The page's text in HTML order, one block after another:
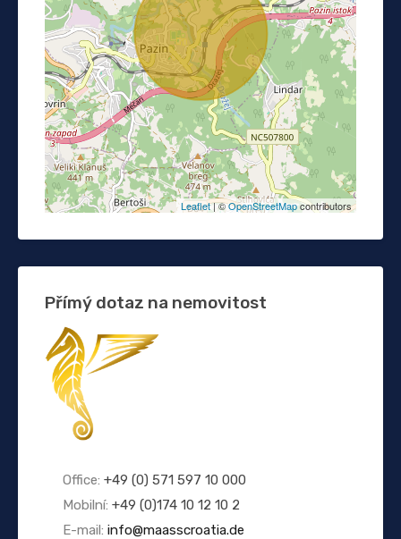
Leaflet| ©OpenStreetMapcontributors
Přímý dotaz na nemovitost
Office: +49 (0) 571 597 10 000
Mobilní: +49 (0)174 10 12 10 2
E-mail: info@maasscroatia.de